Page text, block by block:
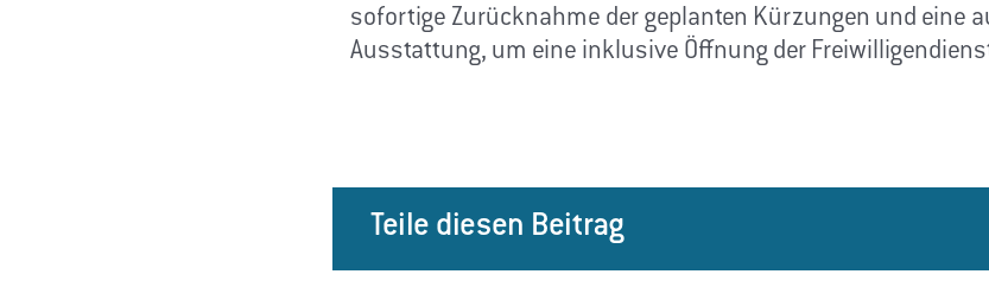
sofortige Zurücknahme der geplanten Kürzungen und eine
Ausstattung, um eine inklusive Öffnung der
Teile diesen Beitrag